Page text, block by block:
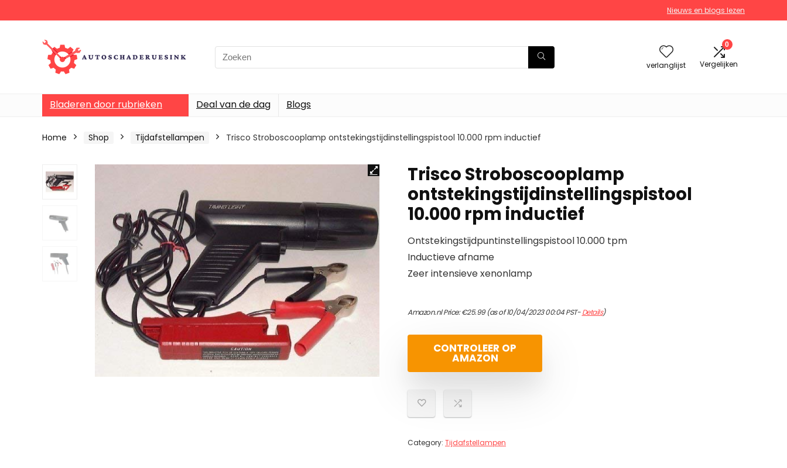
Nieuws en blogs lezen
verlanglijst
0
Vergelijken
Bladeren door rubrieken Deal van de dag Blogs
Home Shop Tijdafstellampen Trisco Stroboscooplamp ontstekingstijdinstellingspistool 10.000 rpm inductief
Trisco Stroboscooplamp
ontstekingstijdinstellingspistool
10.000 rpm inductief
Ontstekingstijdpuntinstellingspistool 10.000 tpm
Inductieve afname
Zeer intensieve xenonlamp
Amazon.nl Price:€25.99(as of 10/04/2023 00:04 PST-Details)
CONTROLEER OP
AMAZON
Category: Tijdafstellampen